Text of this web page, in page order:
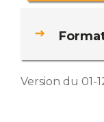
Version du 01-